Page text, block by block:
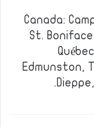
Canada:
St.
Edmunston,